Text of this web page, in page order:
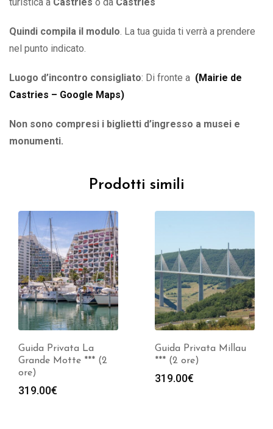
Quindi compila il modulo . La tua guida ti verrà a prendere
nel punto indicato.
Luogo d’incontro consigliato: Di fronte a (Mairie de
Castries – Google Maps)
Non sono compresi i biglietti d’ingresso a musei e
monumenti.
Prodotti simili
Guida Privata La
Grande Motte *** (2
ore)
319.00€
Guida Privata Millau
*** (2 ore)
319.00€